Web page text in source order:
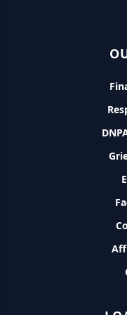
PM Kusum
तहत मिलता है तगड़ा
SBI बैंक बिजनेस करने
Murgi Palan Loan
लाख तक का लोन,
PM Dhan
धन धान्य कृषि लोन